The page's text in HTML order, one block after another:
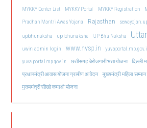
MYKKY Center List
MYKKY Portal MYKKY Registration
Pradhan Mantri Awas Yojana
Rajasthan
upbhunaksha up bhunaksha UP Bhu Naksha
uwin admin login www.nvsp.in
yuva portal mp gov.in
छत्तीसगढ़ बेरोजगारी भत्ता योजना दिल्ली
प्रधानमंत्री आवास योजना ग्रामीण आवेदन मुख्यमंत्री महिला
मुख्यमंत्री सीखो कमाओ योजना